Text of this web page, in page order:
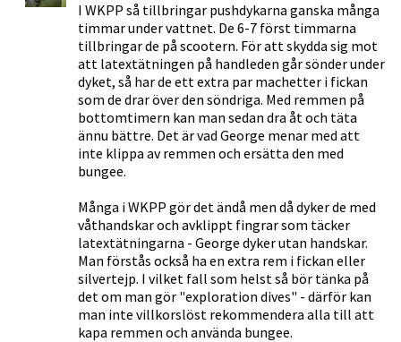
I WKPP så tillbringar pushdykarna ganska många
timmar under vattnet. De 6-7 först timmarna
tillbringar de på scootern. För att skydda sig mot
att latextätningen på handleden går sönder under
dyket, så har de ett extra par machetter i fickan
som de drar över den söndriga. Med remmen på
bottomtimern kan man sedan dra åt och täta
ännu bättre. Det är vad George menar med att
inte klippa av remmen och ersätta den med
bungee.
Många i WKPP gör det ändå men då dyker de med
våthandskar och avklippt fingrar som täcker
latextätningarna - George dyker utan handskar.
Man förstås också ha en extra rem i fickan eller
silvertejp. I vilket fall som helst så bör tänka på
det om man gör "exploration dives" - därför kan
man inte villkorslöst rekommendera alla till att
kapa remmen och använda bungee.